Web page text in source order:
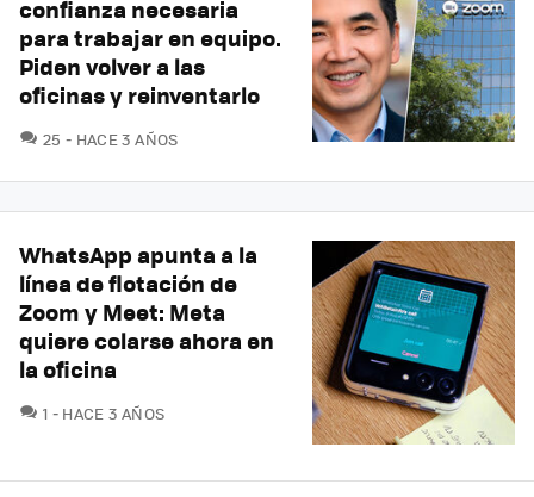
confianza necesaria
para trabajar en equipo.
Piden volver a las
oficinas y reinventarlo
25 COMENTARIOS
HACE 3 AÑOS
WhatsApp apunta a la
línea de flotación de
Zoom y Meet: Meta
quiere colarse ahora en
la oficina
1 COMENTARIOS
HACE 3 AÑOS